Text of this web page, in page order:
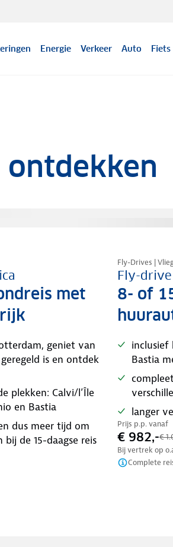
Energie Verkeer Auto Fiets
met
geniet van
is en ontdek
plekken: Calvi/l’Île
en Bastia
dus meer tijd om
de 15-daagse reis
Fly-Drives |
Fly-drive
8- of
Bastia
langer
Prijs p.p. vanaf
€ 982,-€
Bij vertrek op
Complete